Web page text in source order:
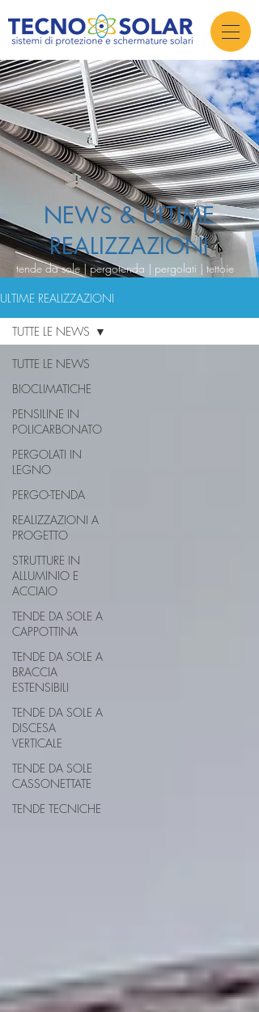
NEWS & ULTIME
REALIZZAZIONI
tende da sole | pergotenda | pergolati | tettoie
ULTIME REALIZZAZIONI
TUTTE LE NEWS
BIOCLIMATICHE
PENSILINE IN
POLICARBONATO
PERGOLATI IN
LEGNO
PERGO-TENDA
REALIZZAZIONI A
PROGETTO
STRUTTURE IN
ALLUMINIO E
ACCIAIO
TENDE DA SOLE A
CAPPOTTINA
TENDE DA SOLE A
BRACCIA
ESTENSIBILI
TENDE DA SOLE A
DISCESA
VERTICALE
TENDE DA SOLE
CASSONETTATE
TENDE TECNICHE
TUTTE LE NEWS